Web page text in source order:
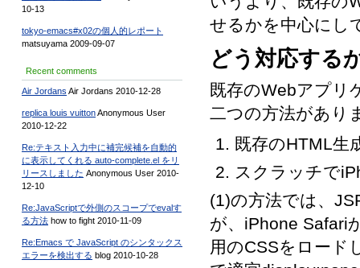
10-13
tokyo-emacs#x02の個人的レポート
matsuyama 2009-09-07
Recent comments
Air Jordans Air Jordans 2010-12-28
replica louis vuittonAnonymous User
2010-12-22
Re:テキスト入力中に補完候補を自動的
に表示してくれる auto-complete.el をリ
リースしました Anonymous User 2010-
12-10
Re:JavaScriptで外側のスコープでevalす
る方法 how to fight 2010-11-09
Re:Emacs で JavaScript のシンタックス
エラーを検出する blog 2010-10-28
せるかを中心にし
どう対応する
既存のWebアプリ
二つの方法があり
既存のHTML生
スクラッチで
(1)の方法では、
が、iPhone Safari
用のCSSをロード